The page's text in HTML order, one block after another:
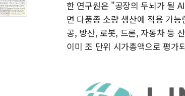
한 연구원은 "공장의 두뇌가 될
면 다품종 소량 생산에 적용 가
공, 방산, 로봇, 드론, 자동차 등
이미 조 단위 시가총액으로 평가